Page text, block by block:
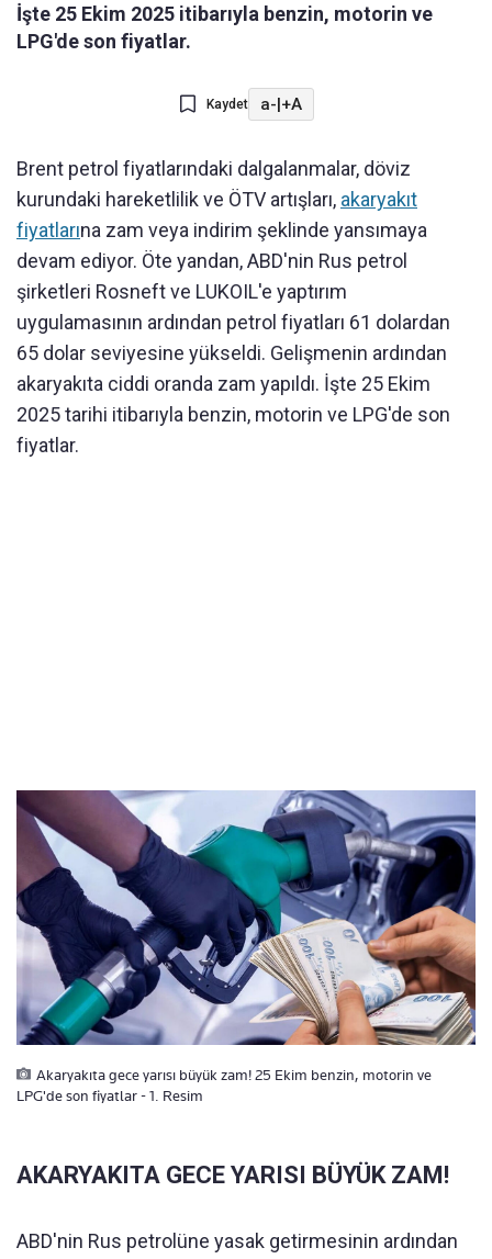
İşte 25 Ekim 2025 itibarıyla benzin, motorin ve
LPG'de son fiyatlar.
Kaydet a-|+A
Brent petrol fiyatlarındaki dalgalanmalar, döviz
kurundaki hareketlilik ve ÖTV artışları, akaryakıt
fiyatlarına zam veya indirim şeklinde yansımaya
devam ediyor. Öte yandan, ABD'nin Rus petrol
şirketleri Rosneft ve LUKOIL'e yaptırım
uygulamasının ardından petrol fiyatları 61 dolardan
65 dolar seviyesine yükseldi. Gelişmenin ardından
akaryakıta ciddi oranda zam yapıldı. İşte 25 Ekim
2025 tarihi itibarıyla benzin, motorin ve LPG'de son
fiyatlar.
Akaryakıta gece yarısı büyük zam! 25 Ekim benzin, motorin ve
LPG'de son fiyatlar - 1. Resim
AKARYAKITA GECE YARISI BÜYÜK ZAM!
ABD'nin Rus petrolüne yasak getirmesinin ardından